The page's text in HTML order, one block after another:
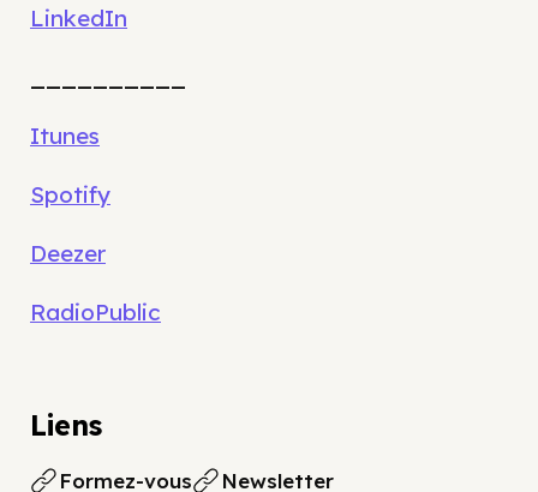
LinkedIn
Itunes
Spotify
Deezer
RadioPublic
Liens
Formez-vous Newsletter